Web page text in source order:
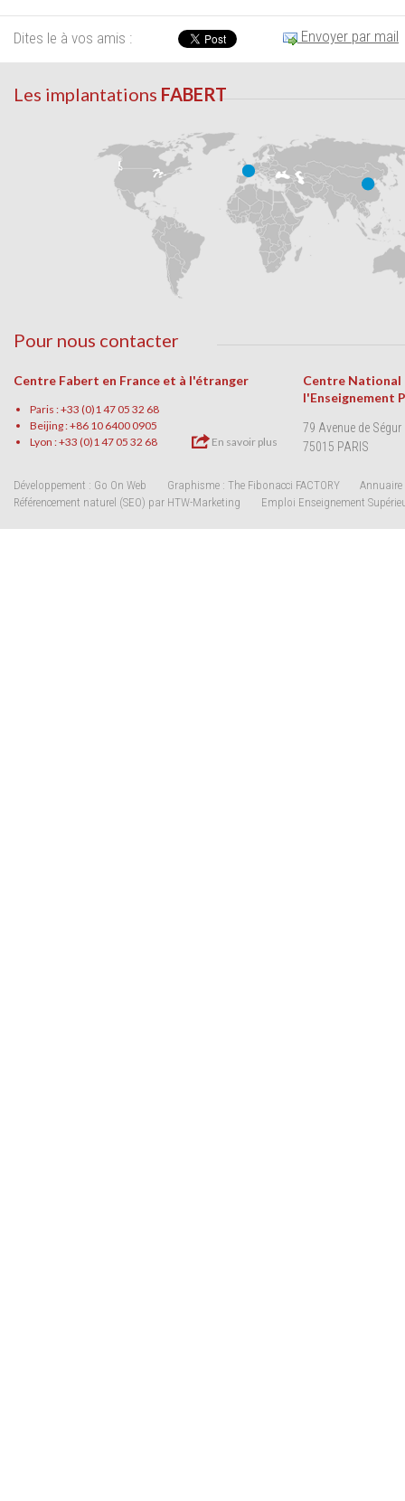
Dites le à vos amis : Envoyer par mail
Les implantations FABERT
Pour nous contacter
Centre Fabert en France et à l'étranger
Paris : +33 (0)1 47 05 32 68
Beijing : +86 10 6400 0905
Lyon : +33 (0)1 47 05 32 68
En savoir plus
Centre National
l'Enseignement
79 Avenue de Ségur
75015 PARIS
Développement : Go On Web Graphisme : The Fibonacci FACTORY
Annuaire
Référencement naturel (SEO) par HTW-Marketing
Emploi Enseignement